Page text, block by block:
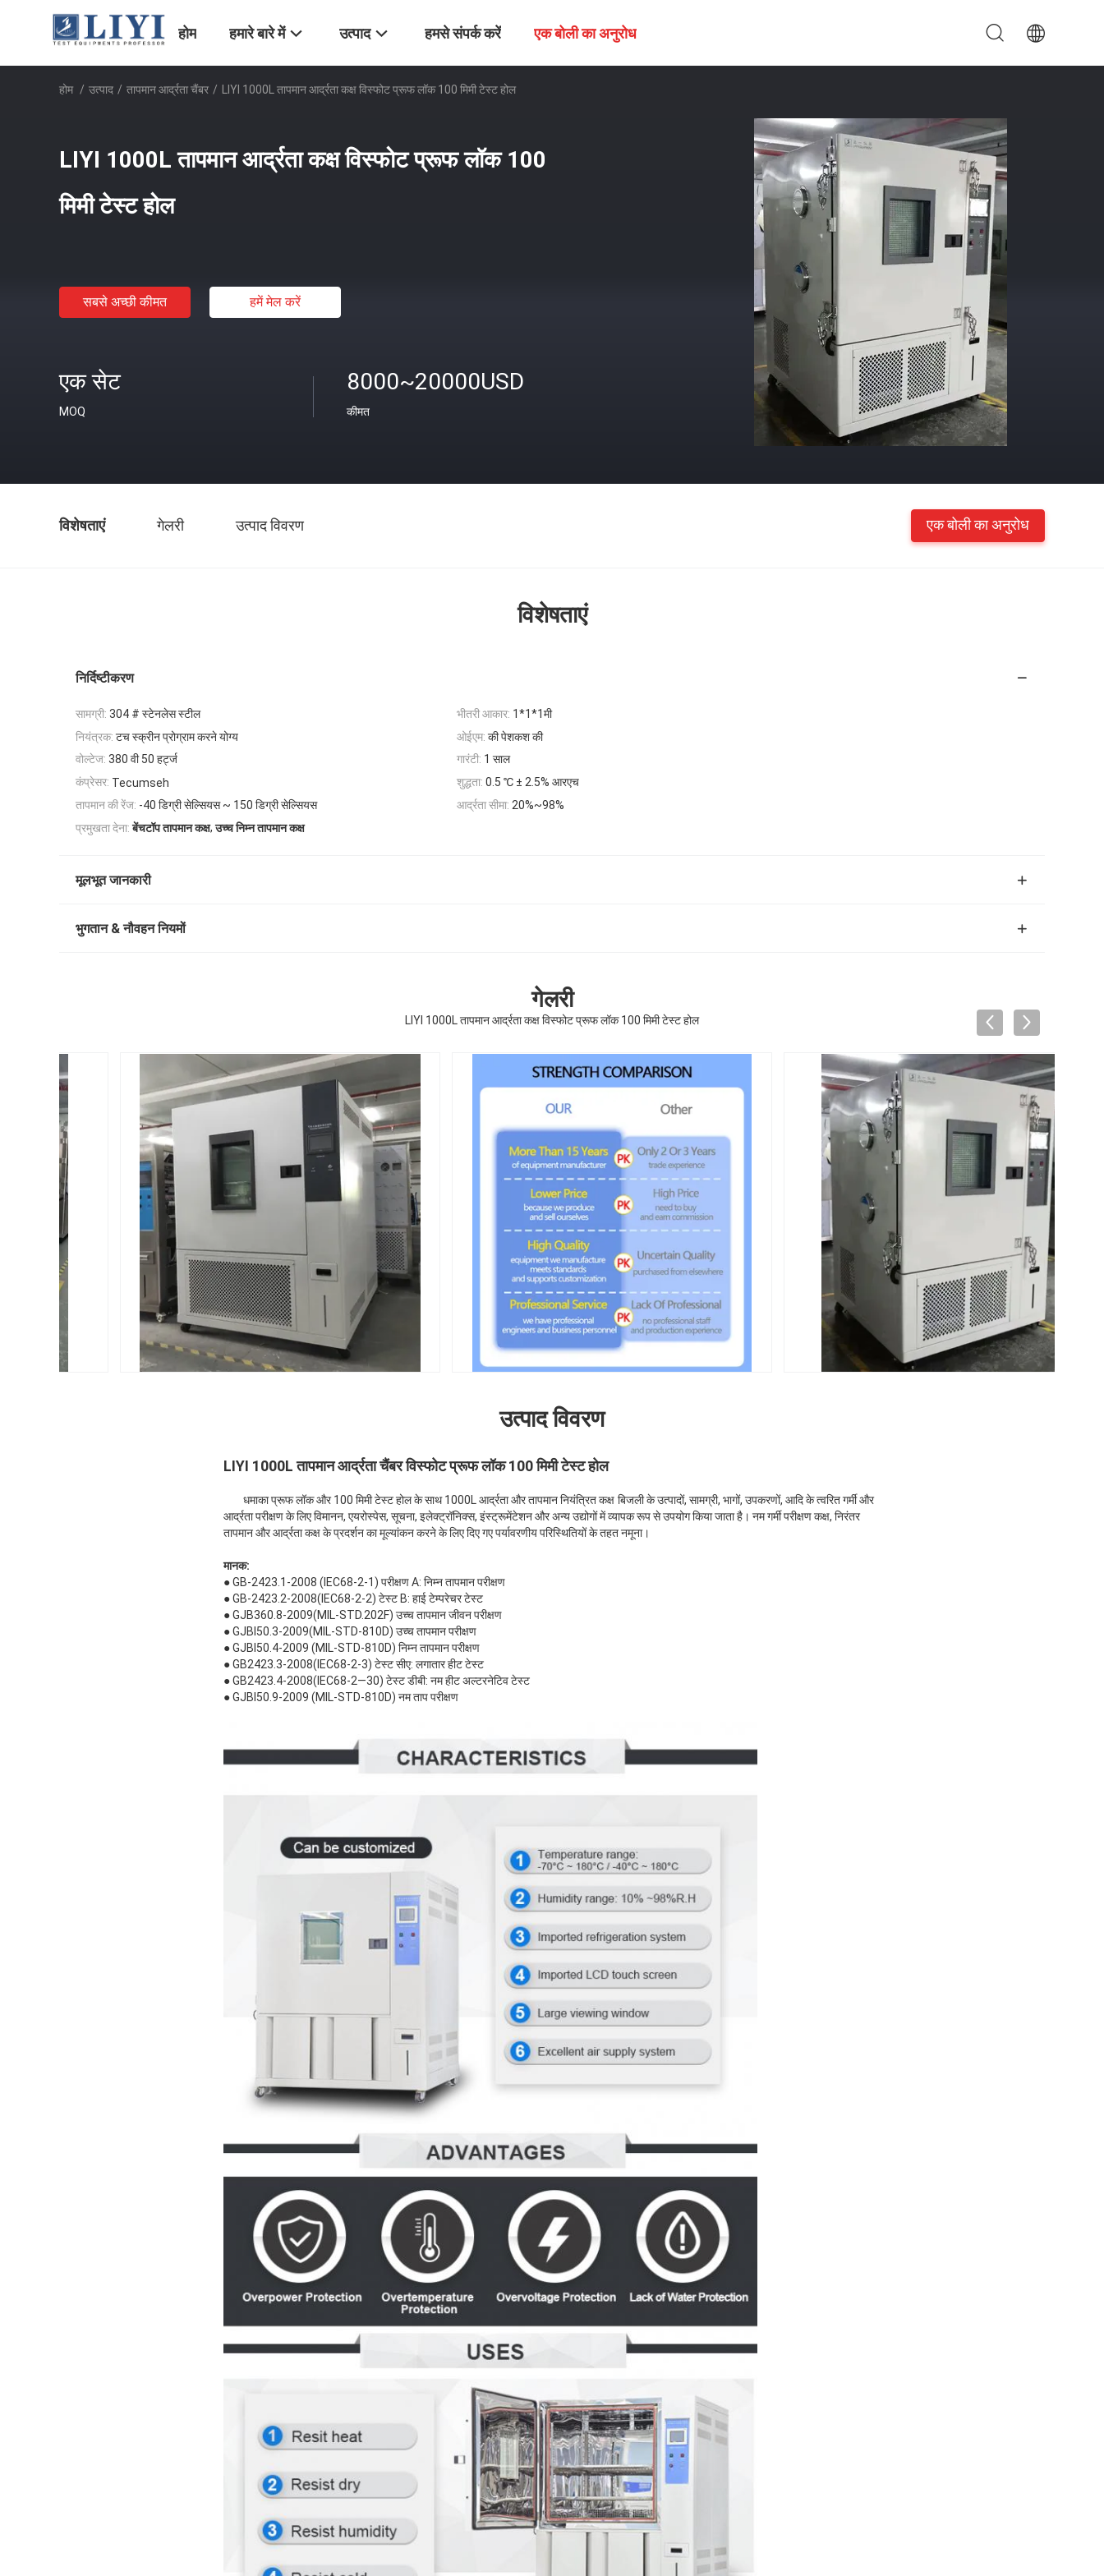
होम हमारे बारे में उत्पाद हमसे संपर्क करें एक बोली का अनुरोध
होम / उत्पाद / तापमान आर्द्रता चैंबर / LIYI 1000L तापमान आर्द्रता कक्ष विस्फोट प्रूफ लॉक 100 मिमी टेस्ट होल
LIYI 1000L तापमान आर्द्रता कक्ष विस्फोट प्रूफ लॉक 100
मिमी टेस्ट होल
सबसे अच्छी कीमत हमें मेल करें
एक सेट
MOQ
8000~20000USD
कीमत
विशेषताएं गेलरी उत्पाद विवरण एक बोली का अनुरोध
विशेषताएं
निर्दिष्टीकरण
सामग्री: 304 # स्टेनलेस स्टील भीतरी आकार: 1*1*1मी
नियंत्रक: टच स्क्रीन प्रोग्राम करने योग्य ओईएम: की पेशकश की
वोल्टेज: 380 वी 50 हर्ट्ज गारंटी: 1 साल
कंप्रेसर: Tecumseh शुद्धता: 0.5 ℃ ± 2.5% आरएच
तापमान की रेंज: -40 डिग्री सेल्सियस ~ 150 डिग्री सेल्सियस आर्द्रता सीमा: 20%~98%
प्रमुखता देना: बेंचटॉप तापमान कक्ष,उच्च निम्न तापमान कक्ष
मूलभूत जानकारी
भुगतान & नौवहन नियमों
गेलरी
LIYI 1000L तापमान आर्द्रता कक्ष विस्फोट प्रूफ लॉक 100 मिमी टेस्ट होल
उत्पाद विवरण
LIYI 1000L तापमान आर्द्रता चैंबर विस्फोट प्रूफ लॉक 100 मिमी टेस्ट होल
धमाका प्रूफ लॉक और 100 मिमी टेस्ट होल के साथ 1000L आर्द्रता और तापमान नियंत्रित कक्ष बिजली के उत्पादों, सामग्री, भागों, उपकरणों, आदि के त्वरित गर्मी और
आर्द्रता परीक्षण के लिए विमानन, एयरोस्पेस, सूचना, इलेक्ट्रॉनिक्स, इंस्ट्रूमेंटेशन और अन्य उद्योगों में व्यापक रूप से उपयोग किया जाता है। नम गर्मी परीक्षण कक्ष, निरंतर
तापमान और आर्द्रता कक्ष के प्रदर्शन का मूल्यांकन करने के लिए दिए गए पर्यावरणीय परिस्थितियों के तहत नमूना।
मानक:
● GB-2423.1-2008 (IEC68-2-1) परीक्षण A: निम्न तापमान परीक्षण
● GB-2423.2-2008(IEC68-2-2) टेस्ट B: हाई टेम्परेचर टेस्ट
● GJB360.8-2009(MIL-STD.202F) उच्च तापमान जीवन परीक्षण
● GJBl50.3-2009(MIL-STD-810D) उच्च तापमान परीक्षण
● GJBl50.4-2009 (MIL-STD-810D) निम्न तापमान परीक्षण
● GB2423.3-2008(IEC68-2-3) टेस्ट सीए: लगातार हीट टेस्ट
● GB2423.4-2008(IEC68-2—30) टेस्ट डीबी: नम हीट अल्टरनेटिव टेस्ट
● GJBl50.9-2009 (MIL-STD-810D) नम ताप परीक्षण